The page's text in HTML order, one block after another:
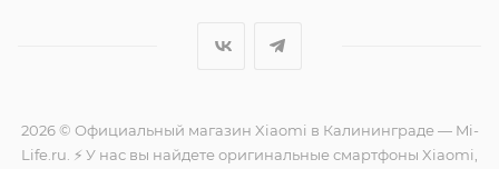
2026 © Официальный магазин Xiaomi в Калининграде — Mi-
Life.ru. ⚡ У нас вы найдете оригинальные смартфоны Xiaomi,